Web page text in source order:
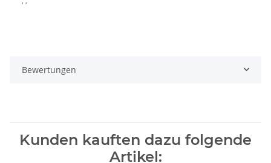
Bewertungen
Kunden kauften dazu folgende
Artikel: